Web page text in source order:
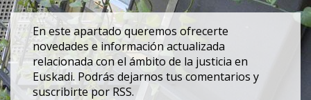
En este apartado queremos ofrecerte
novedades e información actualizada
relacionada con el ámbito de la justicia en
Euskadi. Podrás dejarnos tus comentarios y
suscribirte por RSS.